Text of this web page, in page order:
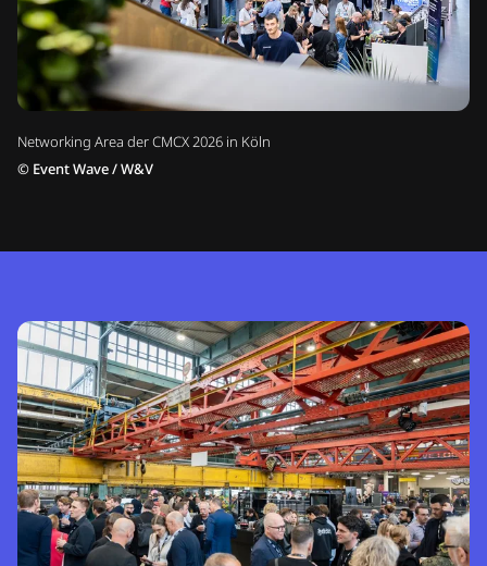
Networking Area der CMCX 2026 in Köln
© Event Wave / W&V